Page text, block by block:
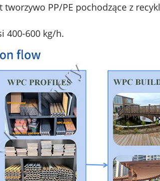
PP/PE pochodzące z
400-600 kg/h.